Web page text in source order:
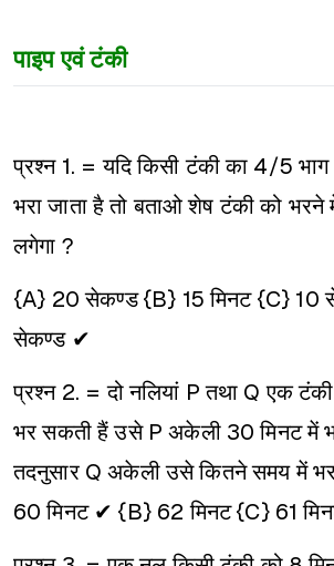
पाइप एवं टंकी
प्रश्न 1. = यदि किसी टंकी का 4/5 भाग
भरा जाता है तो बताओ शेष टंकी को भरने
लगेगा ?
{A} 20 सेकण्ड {B} 15 मिनट {C} 10
सेकण्ड ✔
प्रश्न 2. = दो नलियां P तथा Q एक
भर सकती हैं उसे P अकेली 30 मिनट में
तदनुसार Q अकेली उसे कितने समय में
60 मिनट ✔ {B} 62 मिनट {C} 61